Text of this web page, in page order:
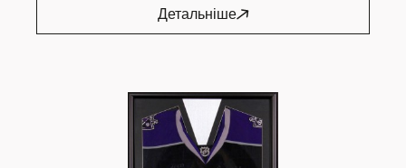
Детальніше